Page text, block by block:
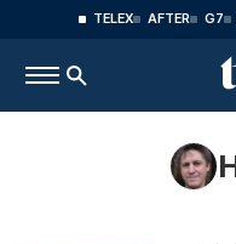
TELEX AFTER G7